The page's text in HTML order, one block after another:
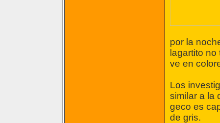
por la
lagartito
ve en
Los
similar a la
geco es
de gris.